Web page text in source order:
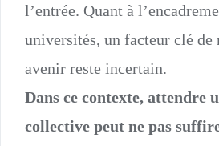
l’entrée. Quant à
universités, un facteur clé de
avenir reste incertain.
Dans ce contexte, attendre
collective peut ne pas